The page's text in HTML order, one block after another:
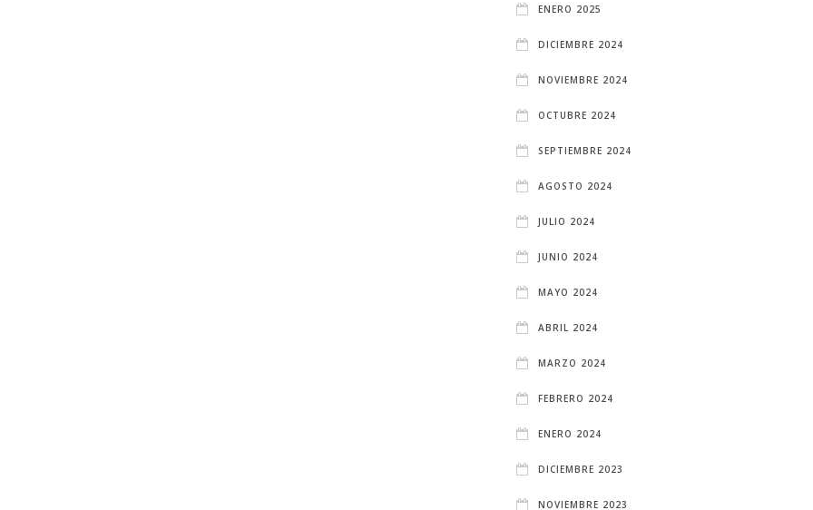
ENERO 2025
DICIEMBRE 2024
NOVIEMBRE 2024
OCTUBRE 2024
SEPTIEMBRE 2024
AGOSTO 2024
JULIO 2024
JUNIO 2024
MAYO 2024
ABRIL 2024
MARZO 2024
FEBRERO 2024
ENERO 2024
DICIEMBRE 2023
NOVIEMBRE 2023